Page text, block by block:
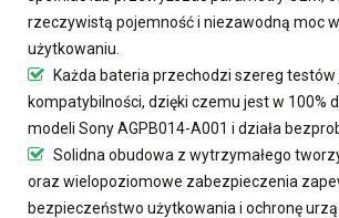
rzeczywistą pojemność i niezawodną moc
użytkowaniu.
Każda bateria przechodzi szereg testów
kompatybilności, dzięki czemu jest w 100%
modeli Sony AGPB014-A001 i działa
Solidna obudowa z wytrzymałego
oraz wielopoziomowe zabezpieczenia
bezpieczeństwo użytkowania i ochronę